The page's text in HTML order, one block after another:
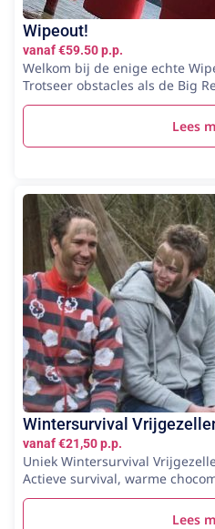
Wipeout!
vanaf €59.50 p.p.
Welkom bij de enige echte
Trotseer obstacles als de Big
Lees
Wintersurvival
vanaf €21,50 p.p.
Uniek Wintersurvival
Actieve survival, warme
Lees